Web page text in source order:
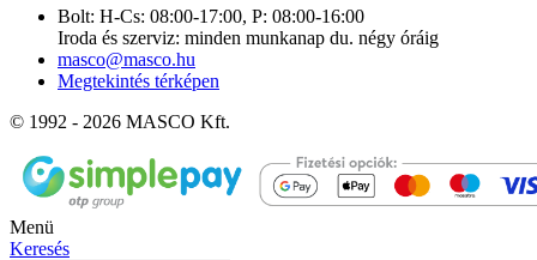
Bolt: H-Cs: 08:00-17:00, P: 08:00-16:00
Iroda és szerviz: minden munkanap du. négy óráig
masco@masco.hu
Megtekintés térképen
© 1992 - 2026 MASCO Kft.
Menü
Keresés